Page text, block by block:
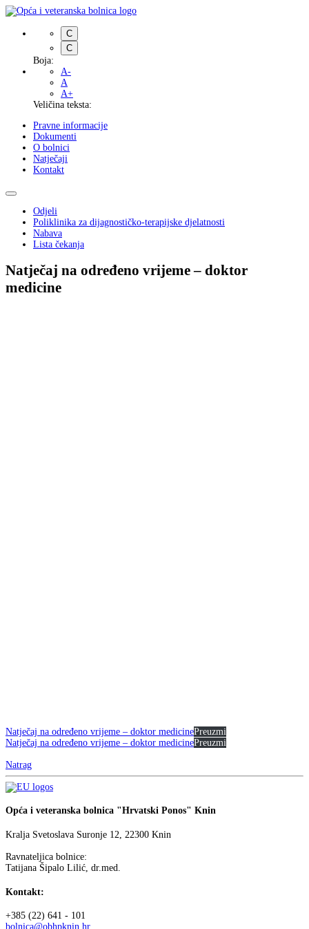
C
C
Boja:
A-
A
A+
Veličina teksta:
Pravne informacije
Dokumenti
O bolnici
Natječaji
Kontakt
Odjeli
Poliklinika za dijagnostičko-terapijske djelatnosti
Nabava
Lista čekanja
Natječaj na određeno vrijeme – doktor
medicine
Natječaj na određeno vrijeme – doktor medicinePreuzmi
Natječaj na određeno vrijeme – doktor medicinePreuzmi
Natrag
Opća i veteranska bolnica "Hrvatski Ponos" Knin
Kralja Svetoslava Suronje 12, 22300 Knin
Ravnateljica bolnice:
Tatijana Šipalo Lilić, dr.med.
Kontakt:
+385 (22) 641 - 101
bolnica@obhpknin.hr